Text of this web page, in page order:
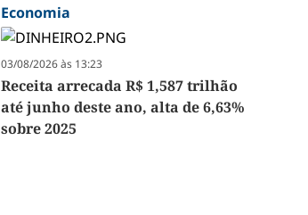
Economia
03/08/2026 às 13:23
Receita arrecada R$ 1,587 trilhão
até junho deste ano, alta de 6,63%
sobre 2025